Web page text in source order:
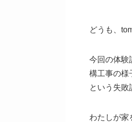
どうも、
今回の体験
構工事の様
という失敗
わたしが家